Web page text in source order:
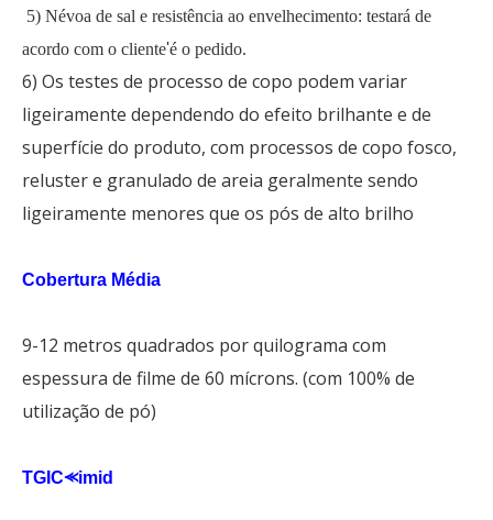
5) Névoa de sal e resistência ao envelhecimento: testará de
acordo com o cliente'é o pedido.
6) Os testes de processo de copo podem variar
ligeiramente dependendo do efeito brilhante e de
superfície do produto, com processos de copo fosco,
reluster e granulado de areia geralmente sendo
ligeiramente menores que os pós de alto brilho
Cobertura Média
9-12 metros quadrados por quilograma com
espessura de filme de 60 mícrons. (com 100% de
utilização de pó)
TGIC⪻imid